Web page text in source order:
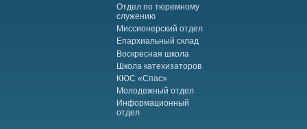
Отдел по тюремному
служению
Миссионерский отдел
Епархиальный склад
Воскресная школа
Школа катехизаторов
КЮС «Спас»
Молодежный отдел
Информационный
отдел